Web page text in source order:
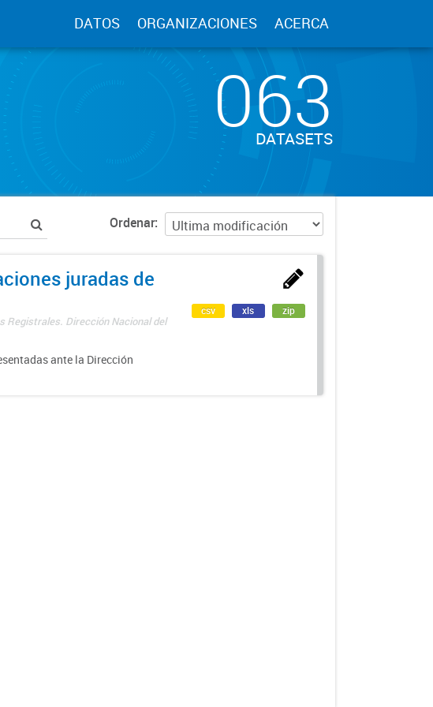
DATOS ORGANIZACIONES ACERCA
063
DATASETS
Ordenar
juradas de
Registrales. Dirección Nacional del
ante la Dirección
csv xls zip